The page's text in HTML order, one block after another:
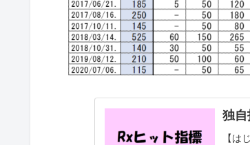
独
【は